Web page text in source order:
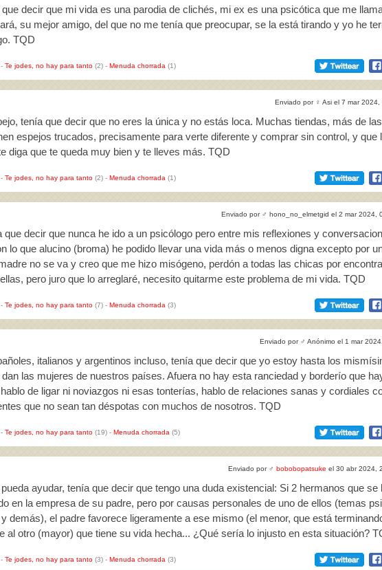
decir que mi vida es una parodia de clichés, mi ex es una psicótica que me
su mejor amigo, del que no me tenía que preocupar, se la está tirando y yo he
TQD
- Te jodes, no hay para tanto (2) - Menuda chorrada (1)
Enviado por ♀ Asi el 7 mar 2024,
tenía que decir que no eres la única y no estás loca. Muchas tiendas, más de
espejos trucados, precisamente para verte diferente y comprar sin control, y que
diga que te queda muy bien y te lleves más. TQD
- Te jodes, no hay para tanto (2) - Menuda chorrada (1)
Enviado por ♂ hono_no_elmetgid el 2 mar 2024,
que decir que nunca he ido a un psicólogo pero entre mis reflexiones y
lo que alucino (broma) he podido llevar una vida más o menos digna excepto por
no se va y creo que me hizo misógeno, perdón a todas las chicas por
pero juro que lo arreglaré, necesito quitarme este problema de mi vida. TQD
- Te jodes, no hay para tanto (7) - Menuda chorrada (3)
Enviado por ♂ Anónimo el 1 mar
italianos y argentinos incluso, tenía que decir que yo estoy hasta los
las mujeres de nuestros países. Afuera no hay esta ranciedad y borderío que
de ligar ni noviazgos ni esas tonterías, hablo de relaciones sanas y cordiales
que no sean tan déspotas con muchos de nosotros. TQD
- Te jodes, no hay para tanto (19) - Menuda chorrada (5)
Enviado por ♂ bobobopatsuke el 30 abr 2024,
ayudar, tenía que decir que tengo una duda existencial: Si 2 hermanos que se
en la empresa de su padre, pero por causas personales de uno de ellos (temas
demás), el padre favorece ligeramente a ese mismo (el menor, que está
al otro (mayor) que tiene su vida hecha... ¿Qué sería lo injusto en esta situación?
- Te jodes, no hay para tanto (3) - Menuda chorrada (3)